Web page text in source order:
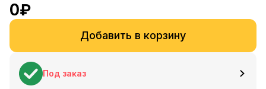
0₽
Добавить в корзину
Под заказ